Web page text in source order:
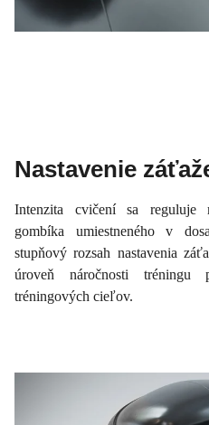
Nastavenie
Intenzita cvičení sa reguluje
gombíka umiestneného v
stupňový rozsah nastavenia
úroveň náročnosti
tréningových cieľov.